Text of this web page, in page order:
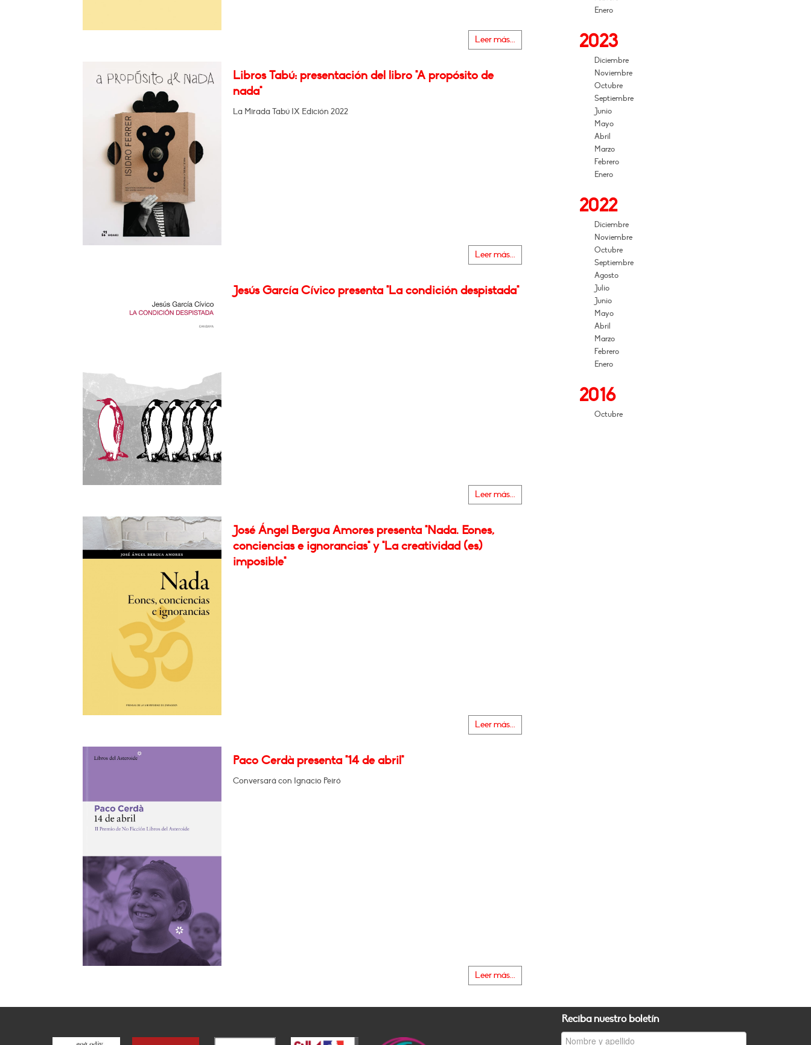
Leer más...
Libros Tabú: presentación del libro "A propósito de
nada"
La Mirada Tabú IX Edición 2022
Leer más...
Jesús García Cívico presenta "La condición despistada"
Leer más...
José Ángel Bergua Amores presenta "Nada. Eones,
conciencias e ignorancias" y "La creatividad (es)
imposible"
Leer más...
Paco Cerdà presenta "14 de abril"
Conversará con Ignacio Peiró
Leer más...
Enero
2023
Diciembre
Noviembre
Octubre
Septiembre
Junio
Mayo
Abril
Marzo
Febrero
Enero
2022
Diciembre
Noviembre
Octubre
Septiembre
Agosto
Julio
Junio
Mayo
Abril
Marzo
Febrero
Enero
2016
Octubre
Reciba nuestro boletín